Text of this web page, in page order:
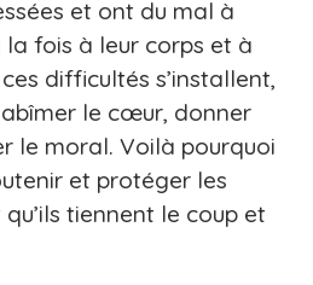
et ont du mal à
la fois à leur corps et à
difficultés s’installent,
le cœur, donner
le moral. Voilà pourquoi
et protéger les
tiennent le coup et